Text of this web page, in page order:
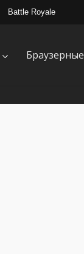
Battle Royale
Браузерные